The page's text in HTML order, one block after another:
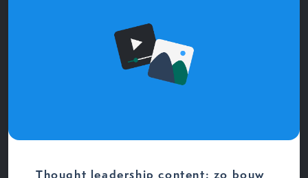
Thought leadership content: zo bouw